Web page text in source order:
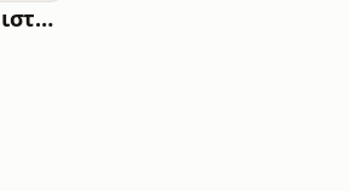
Κάθε γωνία μια ιστορία, με την Ελένη Λετώνη